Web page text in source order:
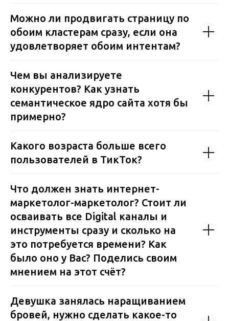
Можно ли продвигать страницу по
обоим кластерам сразу, если она
удовлетворяет обоим интентам?
Чем вы анализируете
конкурентов? Как узнать
семантическое ядро сайта хотя бы
примерно?
Какого возраста больше всего
пользователей в ТикТок?
Что должен знать интернет-
маркетолог-маркетолог? Стоит ли
осваивать все Digital каналы и
инструменты сразу и сколько на
это потребуется времени? Как
было оно у Вас? Поделись своим
мнением на этот счёт?
Девушка занялась наращиванием
бровей, нужно сделать какое-то
Услуги
Портфолио
Об агентстве Отзывы
Консультация